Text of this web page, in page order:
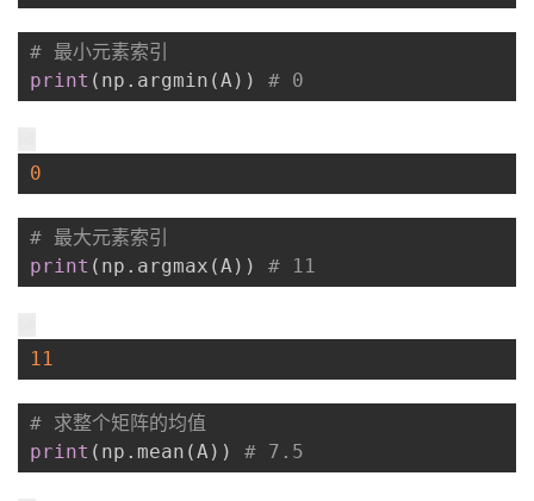
# 最小元素索引
print ( np . argmin (A) ) # 0
0
# 最大元素索引
print ( np . argmax (A) ) # 11
11
# 求整个矩阵的均值
print ( np . mean (A) ) # 7.5